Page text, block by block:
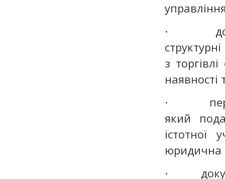
·
з
наявності
·
який
істотної
юридична
·